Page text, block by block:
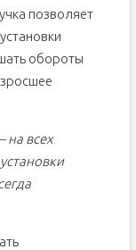
позволяет
обороты
на всех